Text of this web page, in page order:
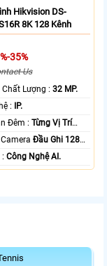
Hikvision DS-
8K 128 Kênh
35%
Us
Chất Lượng :32 MP.
®️ Công Nghệ : IP.
💥 Video Ban Đêm :Từng Vị Trí
CameraĐầu Ghi 128
️✤ Tích Hợp :Công Nghệ AI.